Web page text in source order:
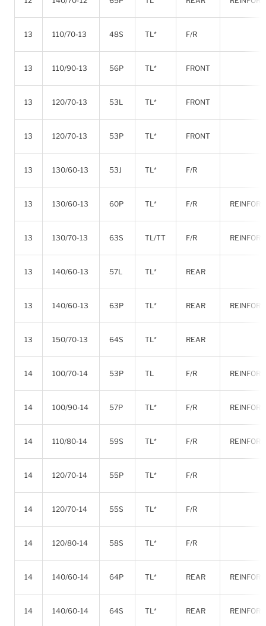
13 110/70-13 48S TL* F/R
13 110/90-13 56P TL* FRONT
13 120/70-13 53L TL* FRONT
13 120/70-13 53P TL* FRONT
13 130/60-13 53J TL* F/R
13 130/60-13 60P TL* F/R
13 130/70-13 63S TL/TT F/R
13 140/60-13 57L TL* REAR
13 140/60-13 63P TL* REAR
13 150/70-13 64S TL* REAR
14 100/70-14 53P TL F/R
14 100/90-14 57P TL* F/R
14 110/80-14 59S TL* F/R
14 120/70-14 55P TL* F/R
14 120/70-14 55S TL* F/R
14 120/80-14 58S TL* F/R
14 140/60-14 64P TL* REAR
14 140/60-14 64S TL* REAR